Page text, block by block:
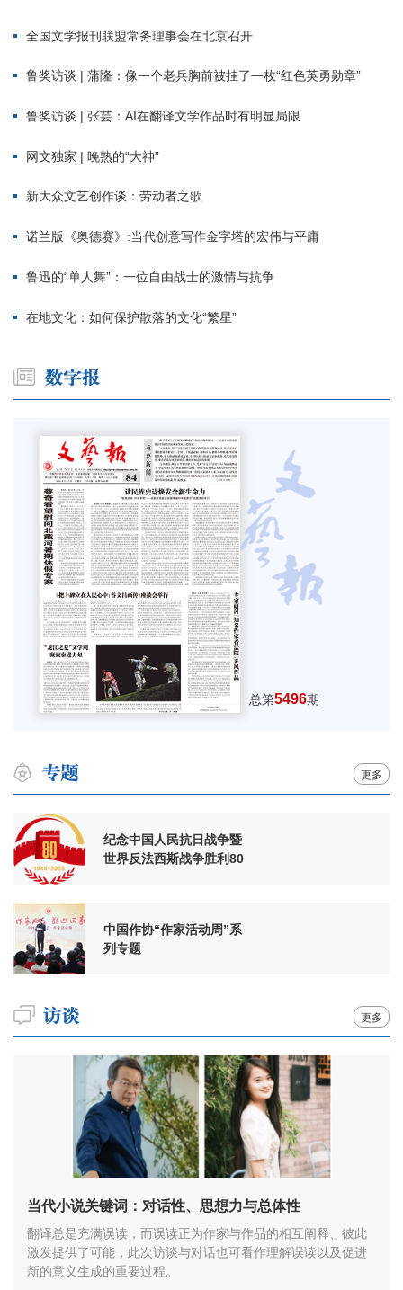
全国文学报刊联盟常务理事会在北京召开
鲁奖访谈 | 蒲隆：像一个老兵胸前被挂了一枚“红色英勇勋章”
鲁奖访谈 | 张芸：AI在翻译文学作品时有明显局限
网文独家 | 晚熟的“大神”
新大众文艺创作谈：劳动者之歌
诺兰版《奥德赛》:当代创意写作金字塔的宏伟与平庸
鲁迅的“单人舞”：一位自由战士的激情与抗争
在地文化：如何保护散落的文化“繁星”
总第5496期
更多
纪念中国人民抗日战争暨
世界反法西斯战争胜利80
中国作协“作家活动周”系
列专题
更多
当代小说关键词：对话性、思想力与总体性
翻译总是充满误读，而误读正为作家与作品的相互阐释、彼此
激发提供了可能，此次访谈与对话也可看作理解误读以及促进
新的意义生成的重要过程。